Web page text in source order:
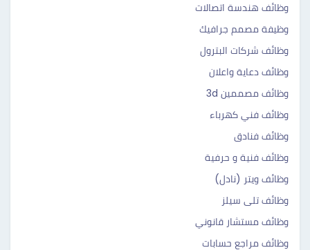
وظائف هندسة اتصالات
وظيفة مصمم جرافيك
وظائف شركات البترول
وظائف دعاية واعلان
وظائف مصممين 3d
وظائف فني كهرباء
وظائف فنادق
وظائف فنية و حرفية
وظائف ويتر (نادل)
وظائف تلى سيلز
وظائف مستشار قانوني
وظائف مراجع حسابات